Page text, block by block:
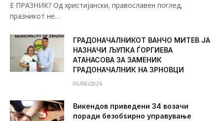
Е ПРАЗНИК? Од христијански, православен поглед,
празникот не…
ГРАДОНАЧАЛНИКОТ ВАНЧО МИТЕВ ЈА
НАЗНАЧИ ЉУПКА ЃОРГИЕВА
АТАНАСОВА ЗА ЗАМЕНИК
ГРАДОНАЧАЛНИК НА ЗРНОВЦИ
05/08/2026
Викендов приведени 34 возачи
поради безобѕирно управување